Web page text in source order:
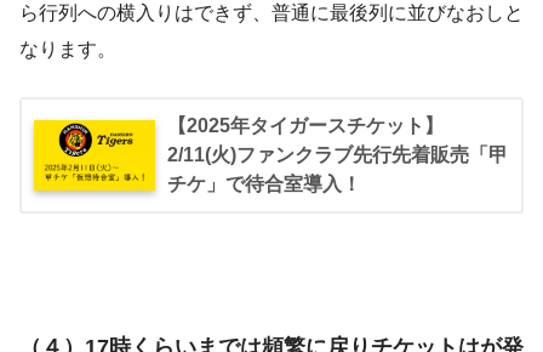
ら行列への横入りはできず、普通に最後列に並びなおしと
なります。
【2025年タイガースチケット】
2/11(火)ファンクラブ先行先着販売「甲
チケ」で待合室導入！